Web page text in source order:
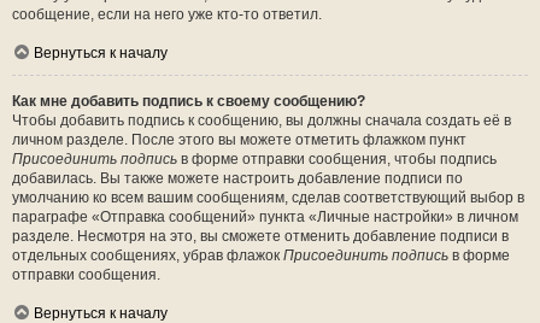
сообщение, если на него уже кто-то ответил.
Вернуться к началу
Как мне добавить подпись к своему сообщению?
Чтобы добавить подпись к сообщению, вы должны сначала создать её в
личном разделе. После этого вы можете отметить флажком пункт
Присоединить подпись в форме отправки сообщения, чтобы подпись
добавилась. Вы также можете настроить добавление подписи по
умолчанию ко всем вашим сообщениям, сделав соответствующий выбор в
параграфе «Отправка сообщений» пункта «Личные настройки» в личном
разделе. Несмотря на это, вы сможете отменить добавление подписи в
отдельных сообщениях, убрав флажок Присоединить подпись в форме
отправки сообщения.
Вернуться к началу